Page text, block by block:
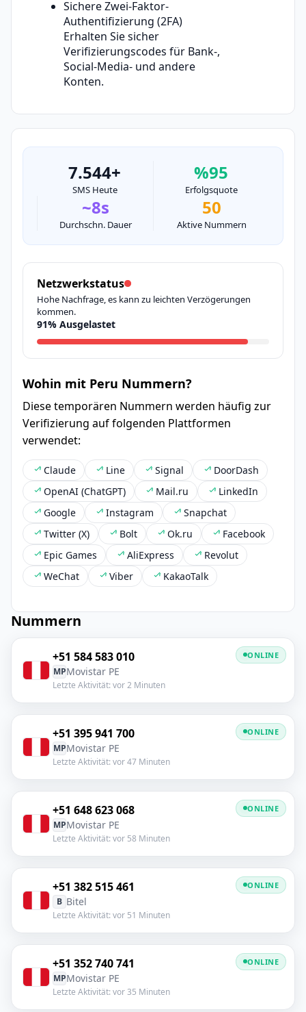
Sichere Zwei-Faktor-
Authentifizierung (2FA)
Erhalten Sie sicher
Verifizierungscodes für Bank-,
Social-Media- und andere
Konten.
7.544+
SMS Heute
%95
Erfolgsquote
~8s
Durchschn. Dauer
50
Aktive Nummern
Netzwerkstatus
Hohe Nachfrage, es kann zu leichten Verzögerungen
kommen.
91% Ausgelastet
Wohin mit Peru Nummern?
Diese temporären Nummern werden häufig zur
Verifizierung auf folgenden Plattformen
verwendet:
Claude Line Signal
DoorDash
OpenAI (ChatGPT)
Mail.ru
LinkedIn
Google
Instagram
Snapchat
Twitter (X)
Bolt Ok.ru
Facebook
Epic Games
AliExpress
Revolut
WeChat
Viber KakaoTalk
Nummern
+51 584 583 010
MPMovistar PE
Letzte Aktivität: vor 2 Minuten
ONLINE
+51 395 941 700
MPMovistar PE
Letzte Aktivität: vor 47 Minuten
ONLINE
+51 648 623 068
MPMovistar PE
Letzte Aktivität: vor 58 Minuten
ONLINE
+51 382 515 461
B Bitel
Letzte Aktivität: vor 51 Minuten
ONLINE
+51 352 740 741
MPMovistar PE
Letzte Aktivität: vor 35 Minuten
ONLINE